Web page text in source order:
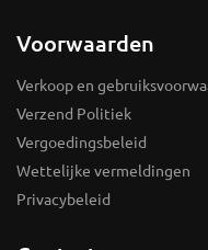
Voorwaarden
Verkoop en
Verzend Politiek
Vergoedingsbeleid
Wettelijke vermeldingen
Privacybeleid